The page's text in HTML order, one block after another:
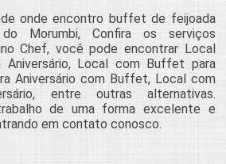
onde encontro buffet de feijoada
Morumbi, Confira os serviços
Chef, você pode encontrar Local
Aniversário, Local com Buffet para
Aniversário com Buffet, Local com
entre outras alternativas.
de uma forma excelente e
em contato conosco.